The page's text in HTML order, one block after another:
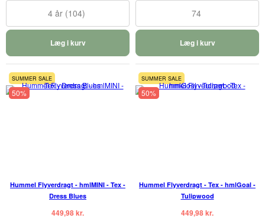
4 år (104)
Læg i kurv
74
Læg i kurv
SUMMER SALE
50%
Hummel Flyverdragt - hmlMINI - Tex -
Dress Blues
449,98 kr.
SUMMER SALE
50%
Hummel Flyverdragt - Tex - hmlGoal -
Tulipwood
449,98 kr.